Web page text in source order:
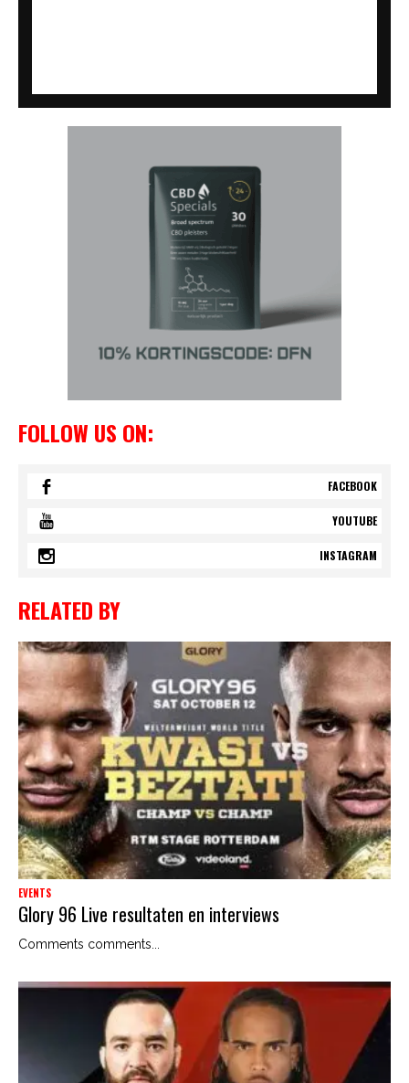
FOLLOW US ON:
FACEBOOK
YOUTUBE
INSTAGRAM
RELATED BY
EVENTS
Glory 96 Live resultaten en interviews
Comments comments...